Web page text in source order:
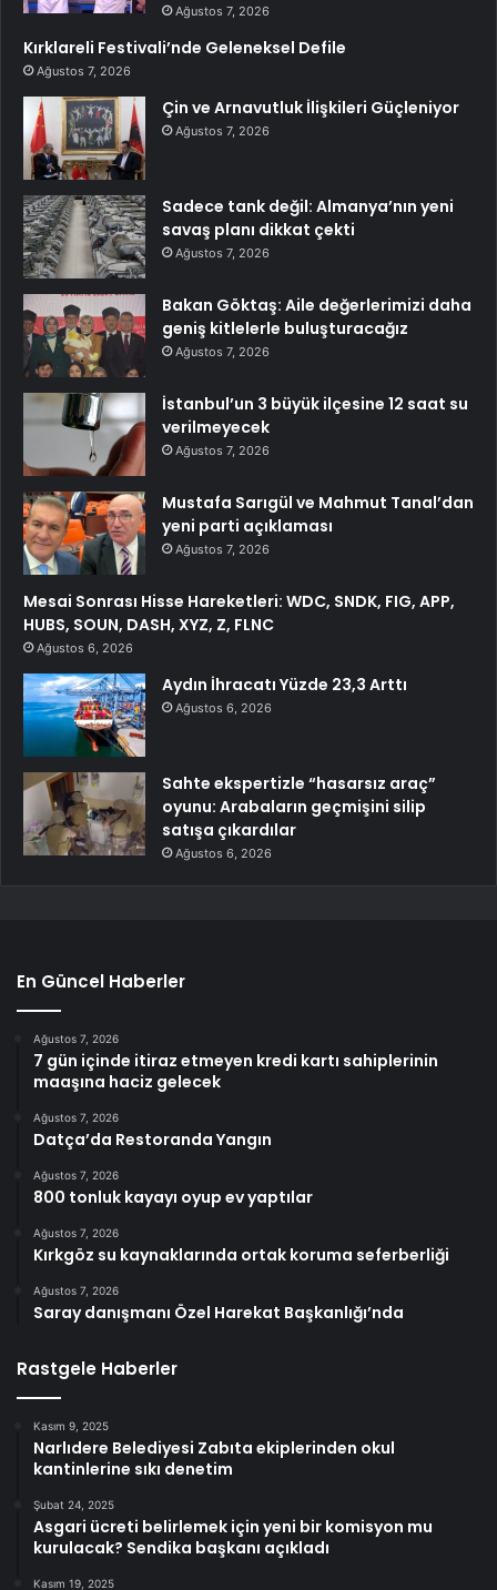
Ağustos 7, 2026
Kırklareli Festivali’nde Geleneksel Defile
Ağustos 7, 2026
Çin ve Arnavutluk İlişkileri Güçleniyor
Ağustos 7, 2026
Sadece tank değil: Almanya’nın yeni
savaş planı dikkat çekti
Ağustos 7, 2026
Bakan Göktaş: Aile değerlerimizi daha
geniş kitlelerle buluşturacağız
Ağustos 7, 2026
İstanbul’un 3 büyük ilçesine 12 saat su
verilmeyecek
Ağustos 7, 2026
Mustafa Sarıgül ve Mahmut Tanal’dan
yeni parti açıklaması
Ağustos 7, 2026
Mesai Sonrası Hisse Hareketleri: WDC, SNDK, FIG, APP,
HUBS, SOUN, DASH, XYZ, Z, FLNC
Ağustos 6, 2026
Aydın İhracatı Yüzde 23,3 Arttı
Ağustos 6, 2026
Sahte ekspertizle “hasarsız araç”
oyunu: Arabaların geçmişini silip
satışa çıkardılar
Ağustos 6, 2026
En Güncel Haberler
Ağustos 7, 2026
7 gün içinde itiraz etmeyen kredi kartı sahiplerinin
maaşına haciz gelecek
Ağustos 7, 2026
Datça’da Restoranda Yangın
Ağustos 7, 2026
800 tonluk kayayı oyup ev yaptılar
Ağustos 7, 2026
Kırkgöz su kaynaklarında ortak koruma seferberliği
Ağustos 7, 2026
Saray danışmanı Özel Harekat Başkanlığı’nda
Rastgele Haberler
Kasım 9, 2025
Narlıdere Belediyesi Zabıta ekiplerinden okul
kantinlerine sıkı denetim
Şubat 24, 2025
Asgari ücreti belirlemek için yeni bir komisyon mu
kurulacak? Sendika başkanı açıkladı
Kasım 19, 2025